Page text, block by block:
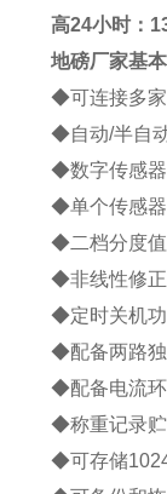
高24小时：
地磅厂家基
◆可连接多
◆自动/半自
◆数字传感
◆单个传感
◆二档分度
◆非线性修
◆定时关机
◆配备两路
◆配备电流
◆称重记录
◆可存储